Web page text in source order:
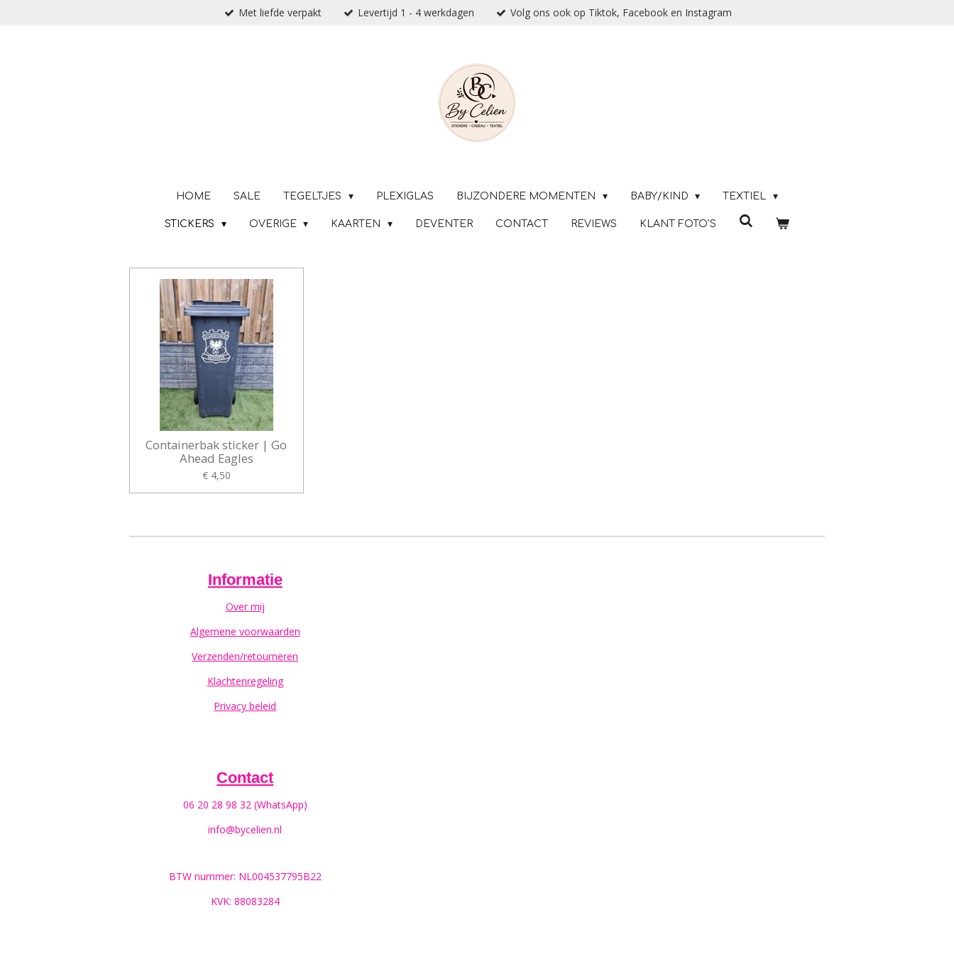
Met liefde verpakt Levertijd 1 - 4 werkdagen Volg ons ook op Tiktok, Facebook en Instagram
HOME SALE TEGELTJES PLEXIGLAS BIJZONDERE MOMENTEN BABY/KIND TEXTIEL
STICKERS OVERIGE KAARTEN DEVENTER CONTACT REVIEWS KLANT FOTO'S
Containerbak sticker | Go
Ahead Eagles
€ 4,50
Informatie
Over mij
Algemene voorwaarden
Verzenden/retourneren
Klachtenregeling
Privacy beleid
Contact
06 20 28 98 32 (WhatsApp)
info@bycelien.nl
BTW nummer: NL004537795B22
KVK: 88083284